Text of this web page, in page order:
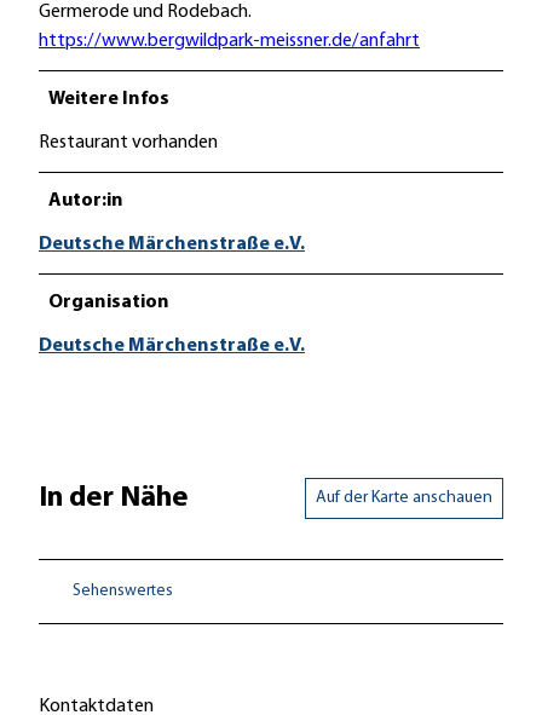
Germerode und Rodebach.
https://www.bergwildpark-meissner.de/anfahrt
Weitere Infos
Restaurant vorhanden
Autor:in
Deutsche Märchenstraße e.V.
Organisation
Deutsche Märchenstraße e.V.
In der Nähe Auf der Karte anschauen
Sehenswertes
Kontaktdaten